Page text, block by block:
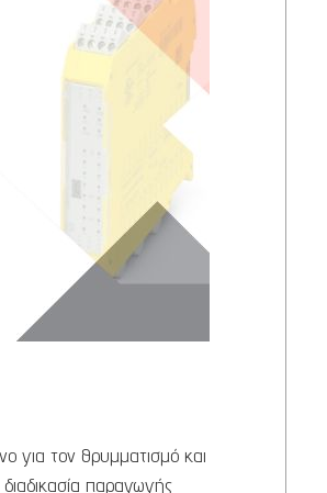
για τον θρυμματισμό και
παραγωγής